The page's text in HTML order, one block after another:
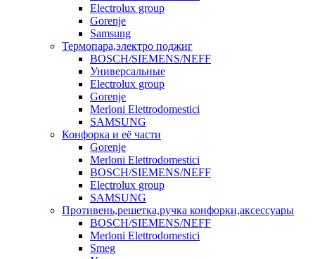
Electrolux group
Gorenje
Samsung
Термопара,электро поджиг
BOSCH/SIEMENS/NEFF
Универсальные
Electrolux group
Gorenje
Merloni Elettrodomestici
SAMSUNG
Конфорка и её части
Gorenje
Merloni Elettrodomestici
BOSCH/SIEMENS/NEFF
Electrolux group
SAMSUNG
Противень,решетка,ручка конфорки,аксессуары
BOSCH/SIEMENS/NEFF
Merloni Elettrodomestici
Smeg